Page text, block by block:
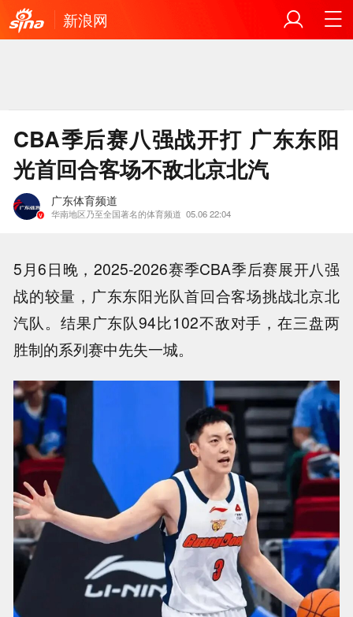
新浪网
CBA季后赛八强战开打 广东东阳
光首回合客场不敌北京北汽
广东体育频道
华南地区乃至全国著名的体育频道 05.06 22:04
5月6日晚，2025-2026赛季CBA季后赛展开八强
战的较量，广东东阳光队首回合客场挑战北京北
汽队。结果广东队94比102不敌对手，在三盘两
胜制的系列赛中先失一城。